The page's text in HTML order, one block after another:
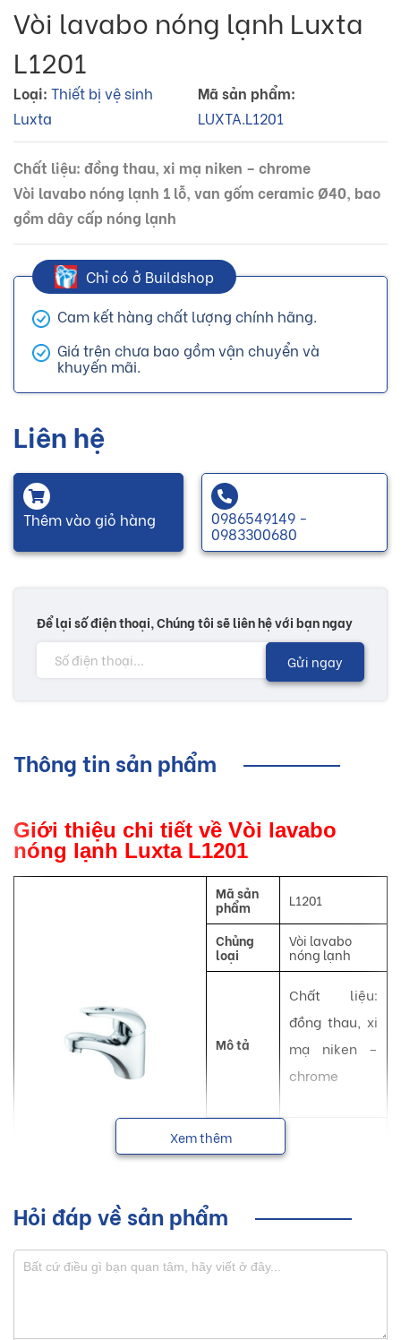
Vòi lavabo nóng lạnh Luxta
L1201
Loại: Thiết bị vệ sinh
Luxta
Mã sản phẩm:
LUXTA.L1201
Chất liệu: đồng thau, xi mạ niken – chrome
Vòi lavabo nóng lạnh 1 lỗ, van gốm ceramic Ø40, bao
gồm dây cấp nóng lạnh
Chỉ có ở Buildshop
Cam kết hàng chất lượng chính hãng.
Giá trên chưa bao gồm vận chuyển và
khuyến mãi.
Liên hệ
Thêm vào giỏ hàng 0986549149 -
0983300680
Để lại số điện thoại, Chúng tôi sẽ liên hệ với bạn ngay
Gửi ngay
Thông tin sản phẩm
Giới thiệu chi tiết về Vòi lavabo
nóng lạnh Luxta L1201
Mã sản
phẩm L1201
Chủng
loại
Vòi lavabo
nóng lạnh
Mô tả
Chất liệu:
đồng thau, xi
mạ niken –
chrome
Bảo
hành
Vòi lavabo nóng lạnh Luxta với những đường nét thanh
thoát giúp tạo nên một không gian sống hiện đại, tiện nghi
Xem thêm
Hỏi đáp về sản phẩm